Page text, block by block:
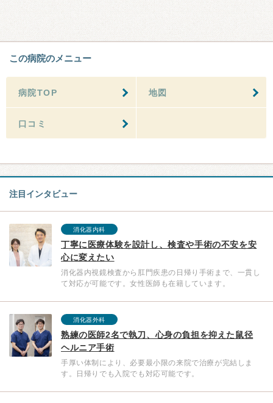
この病院のメニュー
病院TOP 地図
口コミ
注目インタビュー
消化器内科
丁寧に医療体験を設計し、検査や手術の不安を安
心に変えたい
消化器内視鏡検査から肛門疾患の日帰り手術まで、一貫し
て対応が可能です。女性医師も在籍しています。
消化器外科
熟練の医師2名で執刀、心身の負担を抑えた鼠径
ヘルニア手術
手厚い体制により、必要最小限の来院で治療が完結しま
す。日帰りでも入院でも対応可能です。